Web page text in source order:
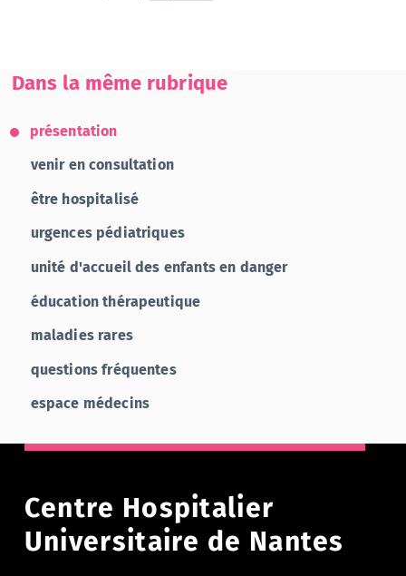
Dans la même rubrique
présentation
venir en consultation
être hospitalisé
urgences pédiatriques
unité d'accueil des enfants en danger
éducation thérapeutique
maladies rares
questions fréquentes
espace médecins
Centre Hospitalier
Universitaire de Nantes